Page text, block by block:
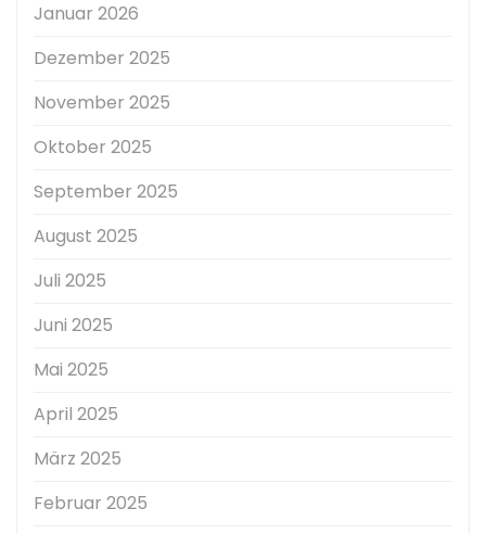
Januar 2026
Dezember 2025
November 2025
Oktober 2025
September 2025
August 2025
Juli 2025
Juni 2025
Mai 2025
April 2025
März 2025
Februar 2025